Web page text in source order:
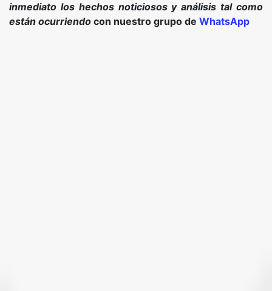
inmediato los hechos noticiosos y análisis tal como
están ocurriendo con nuestro grupo de WhatsApp